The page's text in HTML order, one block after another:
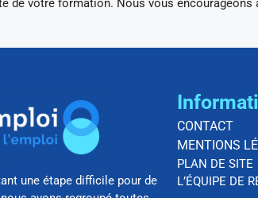
de votre formation. Nous vous encourageons
une étape difficile pour de
CONTACT
MENTIONS
PLAN DE SITE
L’ÉQUIPE DE